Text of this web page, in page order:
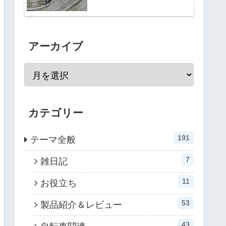
アーカイブ
カテゴリー
テーマ全般 191
雑日記 7
お役立ち 11
製品紹介＆レビュー 53